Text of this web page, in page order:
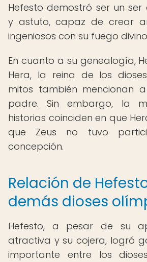
Hefesto demostró ser un ser
y astuto, capaz de crear
ingeniosos con su fuego
En cuanto a su genealogía,
Hera, la reina de los
mitos también mencionan
padre. Sin embargo, la
historias coinciden en que
que Zeus no tuvo
concepción.
Relación de
demás dioses
Hefesto, a pesar de su
atractiva y su cojera, logró
importante entre los